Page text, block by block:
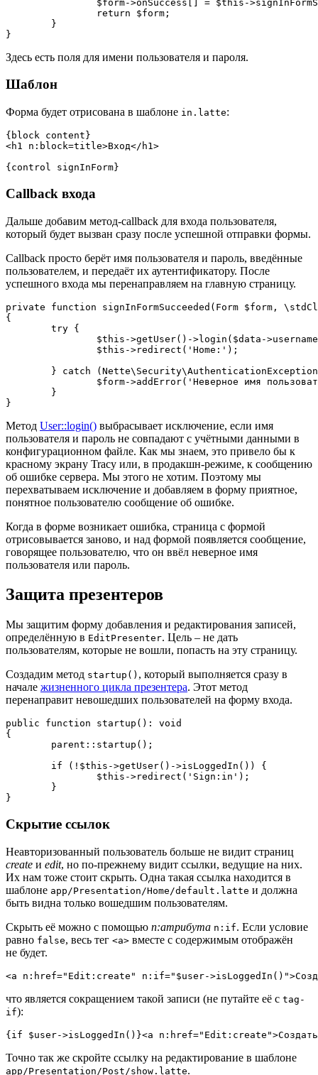
Здесь есть поля для имени пользователя и пароля.
Шаблон
Форма будет отрисована в шаблоне in.latte:
{block content}
<h1 n:block=title>Вход</h1>
Callback входа
Дальше добавим метод-callback для входа пользователя,
который будет вызван сразу после успешной отправки формы.
Callback просто берёт имя пользователя и пароль, введённые
пользователем, и передаёт их аутентификатору. После
успешного входа мы перенаправляем на главную страницу.
private function signInFormSucceeded(Form $form,
{
Метод User::login() выбрасывает исключение, если имя
пользователя и пароль не совпадают с учётными данными в
конфигурационном файле. Как мы знаем, это привело бы к
красному экрану Tracy или, в продакшн-режиме, к сообщению
об ошибке сервера. Мы этого не хотим. Поэтому мы
перехватываем исключение и добавляем в форму приятное,
понятное пользователю сообщение об ошибке.
Когда в форме возникает ошибка, страница с формой
отрисовывается заново, и над формой появляется сообщение,
говорящее пользователю, что он ввёл неверное имя
пользователя или пароль.
Защита презентеров
Мы защитим форму добавления и редактирования записей,
определённую в EditPresenter. Цель – не дать
пользователям, которые не вошли, попасть на эту страницу.
Создадим метод startup() , который выполняется сразу в
начале жизненного цикла презентера. Этот метод
перенаправит невошедших пользователей на форму входа.
public function startup(): void
{
Скрытие ссылок
Неавторизованный пользователь больше не видит страниц
create и edit, но по-прежнему видит ссылки, ведущие на них.
Их нам тоже стоит скрыть. Одна такая ссылка находится в
шаблоне app/Presentation/Home/default.latte и должна
быть видна только вошедшим пользователям.
Скрыть её можно с помощью n:атрибута n:if. Если условие
равно false, весь тег <a> вместе с содержимым отображён
не будет.
что является сокращением такой записи (не путайте её с tag-
if):
Точно так же скройте ссылку на редактирование в шаблоне
app/Presentation/Post/show.latte.